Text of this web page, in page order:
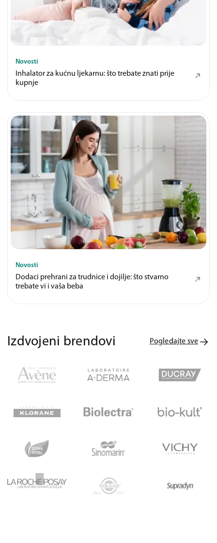
Novosti
Inhalator za kućnu ljekarnu: što trebate znati prije
kupnje
Novosti
Dodaci prehrani za trudnice i dojilje: što stvarno
trebate vi i vaša beba
Izdvojeni brendovi Pogledajte sve